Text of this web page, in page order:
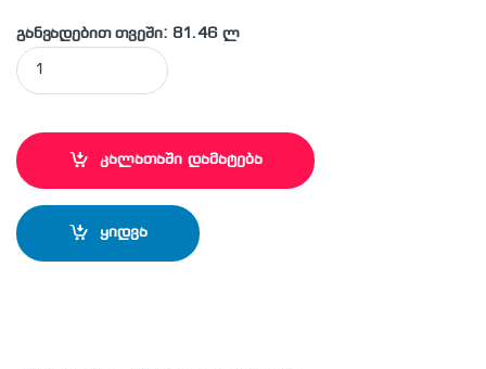
განვადებით თვეში: 81.46 ლ
MAKITA - 9403 ელექტრო ზუმფარა (ლენტისებრი) quantity
კალათაში დამატება
ყიდვა